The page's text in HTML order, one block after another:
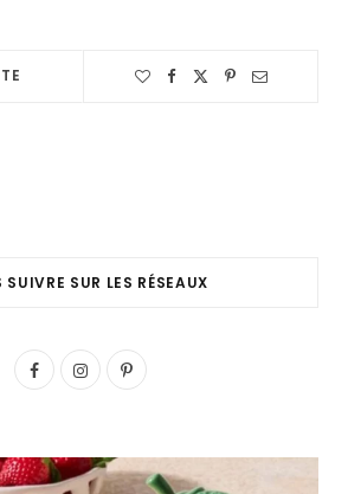
SUIVRE SUR LES RÉSEAUX
F
I
P